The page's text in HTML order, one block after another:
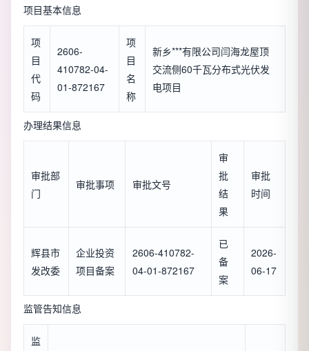
项目基本信息
项
目
代
码
2606-
410782-04-
01-872167
项
目
名
称
新乡***有限公司闫海龙屋顶
交流侧60千瓦分布式光伏发
电项目
办理结果信息
审批部
门
审批事项 审批文号
审
批
结
果
审批
时间
辉县市
发改委
企业投资
项目备案
2606-410782-
04-01-872167
已
备
案
2026-
06-17
监管告知信息
监